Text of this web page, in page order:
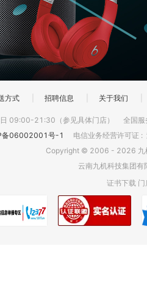
方式 招聘信息 关于我们
09:00-21:30（参见具体门店） 全国服
备06002001号-1
电信业务经营许可证 :
Copyright © 2006 - 2026 九
云南九机科技集团有
证书下载 门